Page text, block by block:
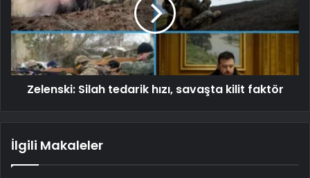
Zelenski: Silah tedarik hızı, savaşta kilit faktör
İlgili Makaleler